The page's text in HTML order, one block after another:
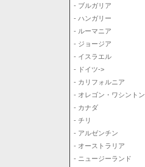
- ブルガリア
- ハンガリー
- ルーマニア
- ジョージア
- イスラエル
- ドイツ->
- カリフォルニア
- オレゴン・ワシントン
- カナダ
- チリ
- アルゼンチン
- オーストラリア
- ニュージーランド